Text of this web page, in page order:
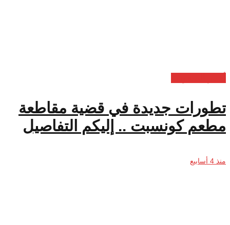
تطورات جديدة في قضية مقاطعة
مطعم كونسبت .. إليكم التفاصيل
منذ 4 أسابيع